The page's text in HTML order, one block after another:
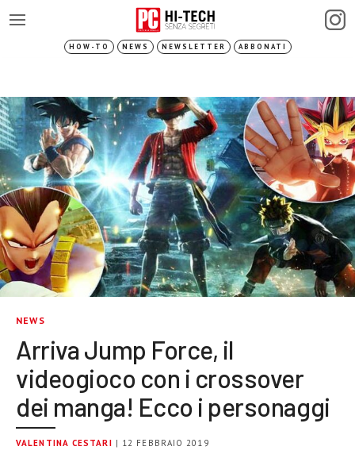
HOW-TO NEWS NEWSLETTER ABBONATI
NEWS
Arriva Jump Force, il
videogioco con i crossover
dei manga! Ecco i personaggi
VALENTINA CESTARI | 12 FEBBRAIO 2019